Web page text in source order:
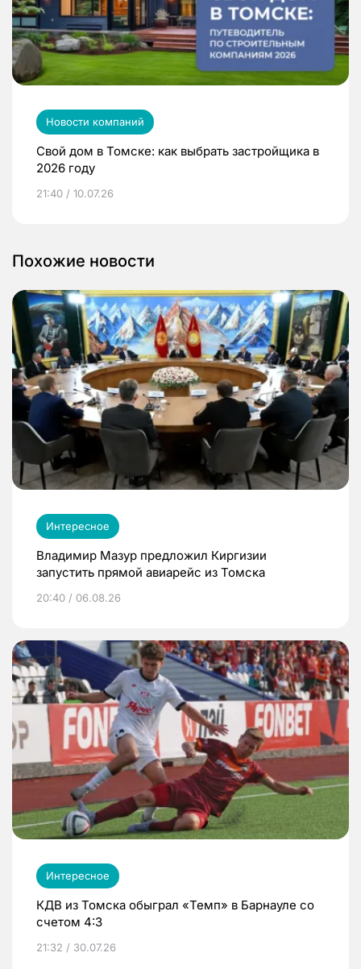
Новости компаний
Свой дом в Томске: как выбрать застройщика в
2026 году
21:40 / 10.07.26
Похожие новости
Интересное
Владимир Мазур предложил Киргизии
запустить прямой авиарейс из Томска
20:40 / 06.08.26
Интересное
КДВ из Томска обыграл «Темп» в Барнауле со
счетом 4:3
21:32 / 30.07.26